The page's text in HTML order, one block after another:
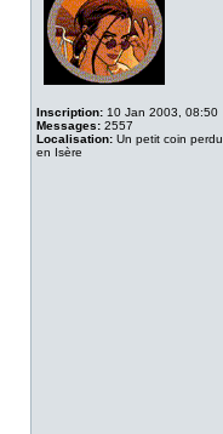
Inscription: 10 Jan 2003, 08:50
Messages: 2557
Localisation: Un petit coin perdu,
en Isère